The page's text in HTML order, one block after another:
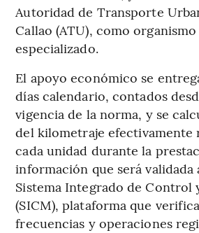
Autoridad de Transporte
Callao (ATU), como
especializado.
El apoyo económico se
días calendario, contados
vigencia de la norma, y se
del kilometraje
cada unidad durante la
información que será validada
Sistema Integrado de Control
(SICM), plataforma que
frecuencias y operaciones